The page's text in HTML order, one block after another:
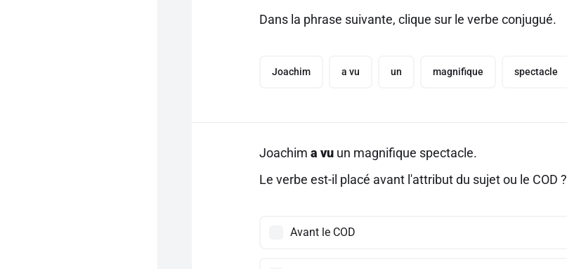
Dans la phrase suivante, clique sur le verbe conjugué.
Joachim a vu un magnifique spectacle
Joachim a vu un magnifique spectacle.
Le verbe est-il placé avant l'attribut du sujet ou le COD ?
Avant le COD